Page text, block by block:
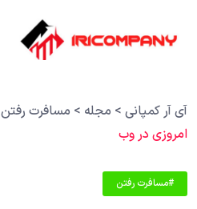
آی آر کمپانی > مجله > مسافرت رفتن
امروزی در وب
#مسافرت رفتن